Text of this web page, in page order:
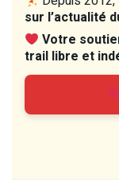
sur l’actualité
Votre
trail libre et